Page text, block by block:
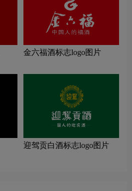
金六福酒标志logo图片
迎驾贡白酒标志logo图片